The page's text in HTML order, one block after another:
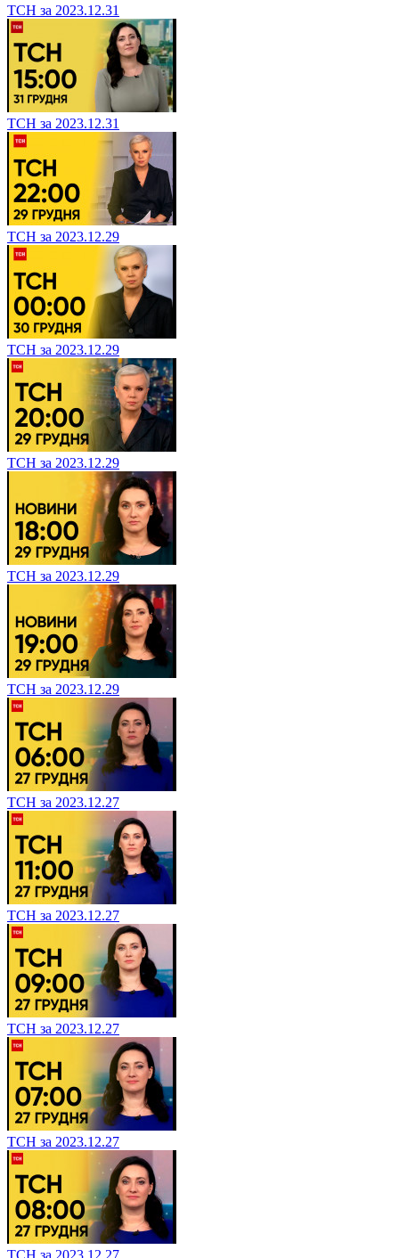
ТСН за 2023.12.31
ТСН за 2023.12.31
ТСН за 2023.12.29
ТСН за 2023.12.29
ТСН за 2023.12.29
ТСН за 2023.12.29
ТСН за 2023.12.29
ТСН за 2023.12.27
ТСН за 2023.12.27
ТСН за 2023.12.27
ТСН за 2023.12.27
ТСН за 2023.12.27